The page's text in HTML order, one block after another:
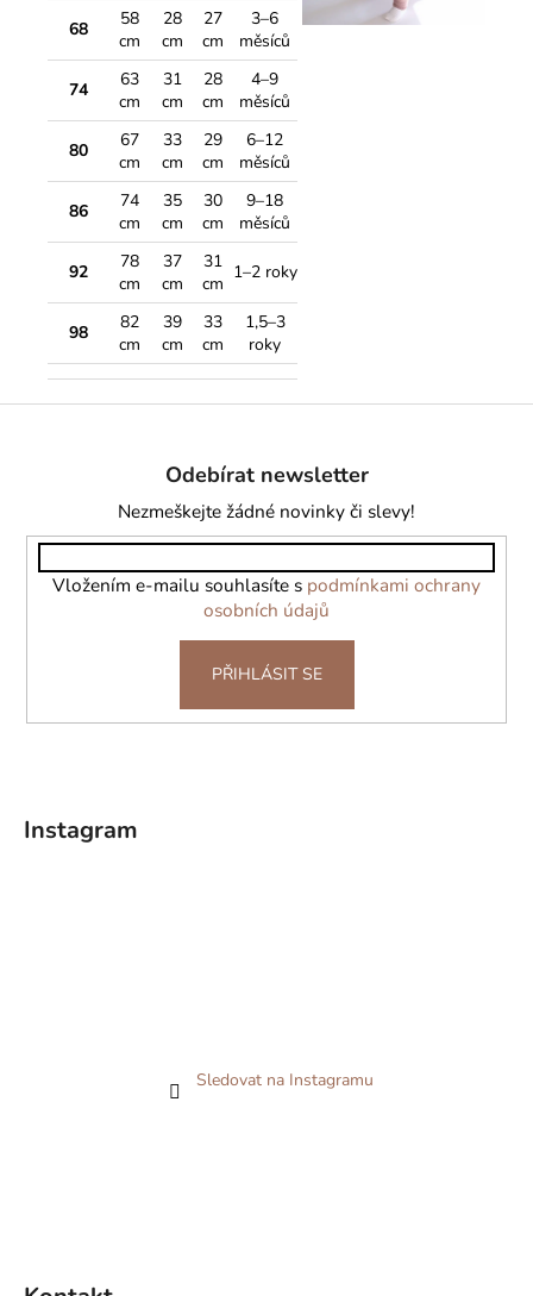
68
58
cm
28
cm
27
cm
3–6
měsíců
74
63
cm
31
cm
28
cm
4–9
měsíců
80
67
cm
33
cm
29
cm
6–12
měsíců
86
74
cm
35
cm
30
cm
9–18
měsíců
92
78
cm
37
cm
31
cm
1–2 roky
98
82
cm
39
cm
33
cm
1,5–3
roky
Odebírat newsletter
Nezmeškejte žádné novinky či slevy!
Vložením e-mailu souhlasíte s podmínkami ochrany
osobních údajů
PŘIHLÁSIT SE
Instagram
Sledovat na Instagramu